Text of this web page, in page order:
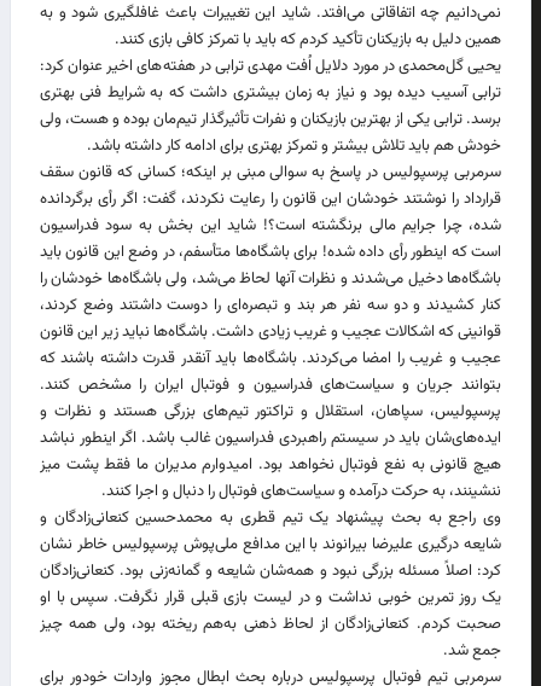
نمی‌دانیم چه اتفاقاتی می‌افتد. شاید این تغییرات باعث غافلگیری شود و به
همین دلیل به بازیکنان تأکید کردم که باید با تمرکز کافی بازی کنند.
یحیی گل‌محمدی در مورد دلایل اُفت مهدی ترابی در هفته‌های اخیر عنوان کرد:
ترابی آسیب دیده بود و نیاز به زمان بیشتری داشت که به شرایط فنی بهتری
برسد. ترابی یکی از بهترین بازیکنان و نفرات تأثیرگذار تیم‌مان بوده و هست، ولی
خودش هم باید تلاش بیشتر و تمرکز بهتری برای ادامه کار داشته باشد.
سرمربی پرسپولیس در پاسخ به سوالی مبنی بر اینکه؛ کسانی که قانون سقف
قرارداد را نوشتند خودشان این قانون را رعایت نکردند، گفت: اگر رأی برگردانده
شده، چرا جرایم مالی برنگشته است؟! شاید این بخش به سود فدراسیون
است که اینطور رأی داده شده! برای باشگاه‌ها متأسفم، در وضع این قانون باید
باشگاه‌ها دخیل می‌شدند و نظرات آنها لحاظ می‌شد، ولی باشگاه‌ها خودشان را
کنار کشیدند و دو سه نفر هر بند و تبصره‌ای را دوست داشتند وضع کردند،
قوانینی که اشکالات عجیب و غریب زیادی داشت. باشگاه‌ها نباید زیر این قانون
عجیب و غریب را امضا می‌کردند. باشگاه‌ها باید آنقدر قدرت داشته باشند که
بتوانند جریان و سیاست‌های فدراسیون و فوتبال ایران را مشخص کنند.
پرسپولیس، سپاهان، استقلال و تراکتور تیم‌های بزرگی هستند و نظرات و
ایده‌های‌شان باید در سیستم راهبردی فدراسیون غالب باشد. اگر اینطور نباشد
هیچ قانونی به نفع فوتبال نخواهد بود. امیدوارم مدیران ما فقط پشت میز
ننشینند، به حرکت درآمده و سیاست‌های فوتبال را دنبال و اجرا کنند.
وی راجع به بحث پیشنهاد یک تیم قطری به محمدحسین کنعانی‌زادگان و
شایعه درگیری علیرضا بیرانوند با این مدافع ملی‌پوش پرسپولیس خاطر نشان
کرد: اصلاً مسئله بزرگی نبود و همه‌شان شایعه و گمانه‌زنی بود. کنعانی‌زادگان
یک روز تمرین خوبی نداشت و در لیست بازی قبلی قرار نگرفت. سپس با او
صحبت کردم. کنعانی‌زادگان از لحاظ ذهنی به‌هم ریخته بود، ولی همه چیز
جمع شد.
سرمربی تیم فوتبال پرسپولیس درباره بحث ابطال مجوز واردات خودور برای